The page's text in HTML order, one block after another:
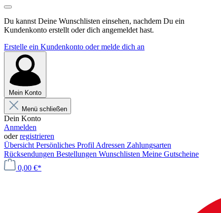
Du kannst Deine Wunschlisten einsehen, nachdem Du ein
Kundenkonto erstellt oder dich angemeldet hast.
Erstelle ein Kundenkonto oder melde dich an
Mein Konto
Menü schließen
Dein Konto
Anmelden
oderregistrieren
Übersicht Persönliches Profil Adressen Zahlungsarten
Rücksendungen Bestellungen Wunschlisten Meine Gutscheine
0,00 €*